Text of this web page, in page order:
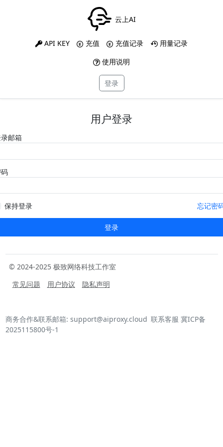
云上AI
API KEY 充值 充值记录
用量记录
使用说明
登录
用户登录
邮箱
保持登录 忘记密
登录
© 2024-2025 极致网络科技工作室
常见问题
用户协议 隐私声明
商务合作&联系邮箱: support@aiproxy.cloud 联系客服 冀ICP备
2025115800号-1